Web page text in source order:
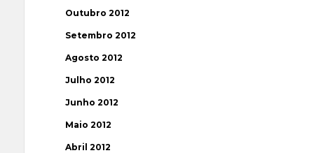
Outubro 2012
Setembro 2012
Agosto 2012
Julho 2012
Junho 2012
Maio 2012
Abril 2012